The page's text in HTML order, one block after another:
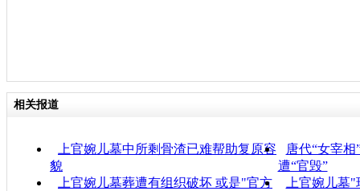
相关报道
上官婉儿墓中所剩骨渣已难帮助复原容
貌
唐代“女宰
遭“官毁”
上官婉儿墓葬遭有组织破坏 或是"官方
上官婉儿墓